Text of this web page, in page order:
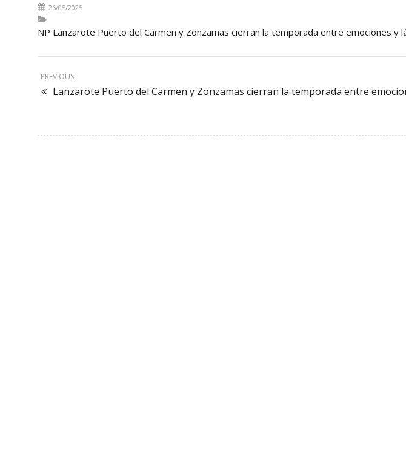
26/05/2025
NP Lanzarote Puerto del Carmen y Zonzamas cierran la temporada entre emociones y
PREVIOUS
Lanzarote Puerto del Carmen y Zonzamas cierran la temporada entre